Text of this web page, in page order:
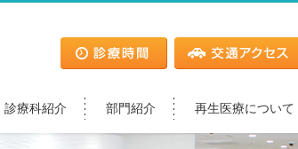
診療科紹介 部門紹介 再生医療について